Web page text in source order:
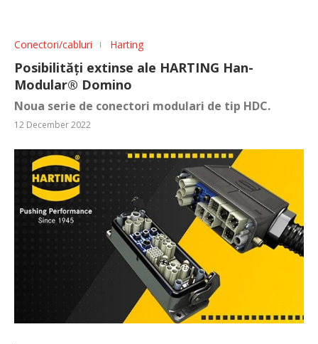
Conectori/cabluri Harting
Posibilități extinse ale HARTING Han-
Modular® Domino
Noua serie de conectori modulari de tip HDC.
12 December 2022